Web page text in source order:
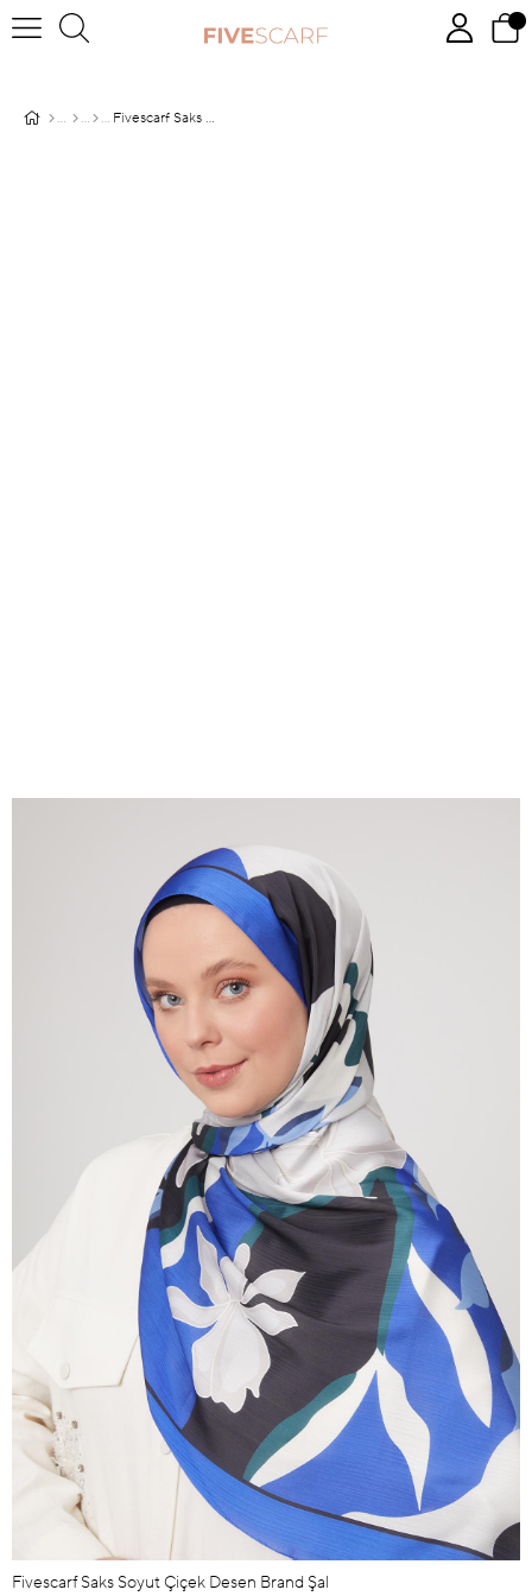
Fivescarf Saks Soyut Çiçek Desen Brand Şal
Fivescarf Saks Soyut Çiçek Desen Brand Şal